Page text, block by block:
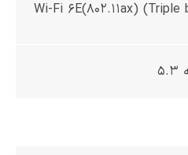
Wi-Fi 6E(802.11ax) (Triple